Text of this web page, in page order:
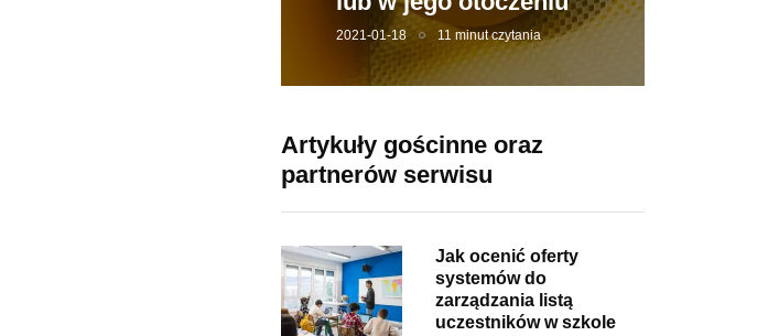
2021-01-18 11 minut czytania
Artykuły gościnne oraz
partnerów serwisu
Jak ocenić oferty
systemów do
zarządzania listą
uczestników w szkole